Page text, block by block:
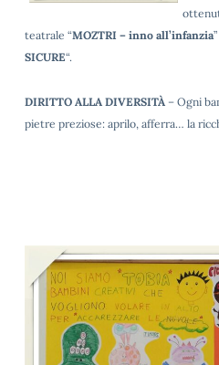
teatrale “MOZTRI – inno all’infanzia
SICURE“.
DIRITTO ALLA DIVERSITÀ – Ogni
pietre preziose: aprilo, afferra… la